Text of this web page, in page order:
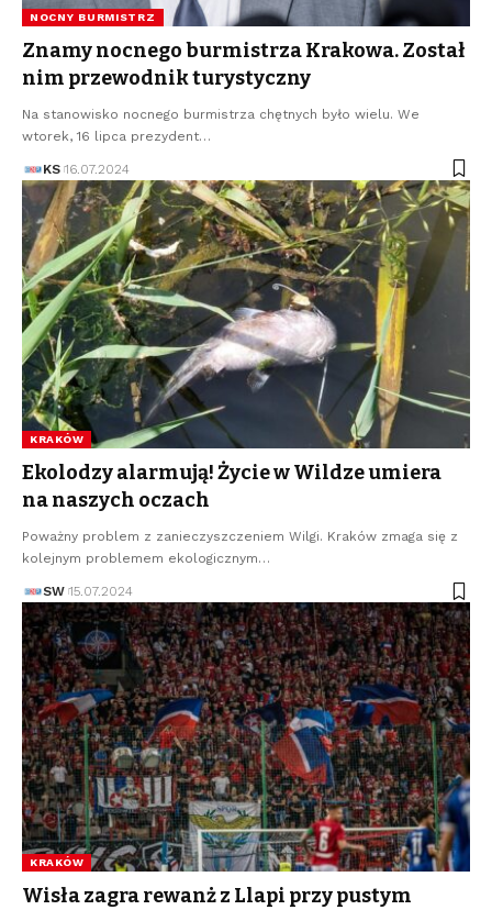
NOCNY BURMISTRZ
Znamy nocnego burmistrza Krakowa. Został
nim przewodnik turystyczny
Na stanowisko nocnego burmistrza chętnych było wielu. We
wtorek, 16 lipca prezydent…
KS 16.07.2024
KRAKÓW
Ekolodzy alarmują! Życie w Wildze umiera
na naszych oczach
Poważny problem z zanieczyszczeniem Wilgi. Kraków zmaga się z
kolejnym problemem ekologicznym…
SW 15.07.2024
KRAKÓW
Wisła zagra rewanż z Llapi przy pustym